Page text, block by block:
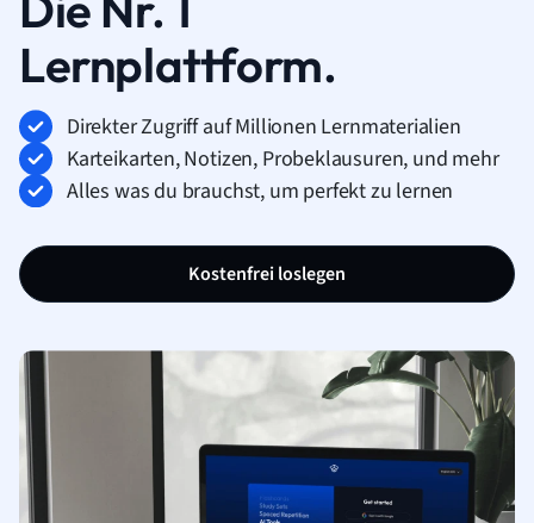
Lernplattform.
Direkter Zugriff auf Millionen Lernmaterialien
Karteikarten, Notizen, Probeklausuren, und mehr
Alles was du brauchst, um perfekt zu lernen
Kostenfrei loslegen